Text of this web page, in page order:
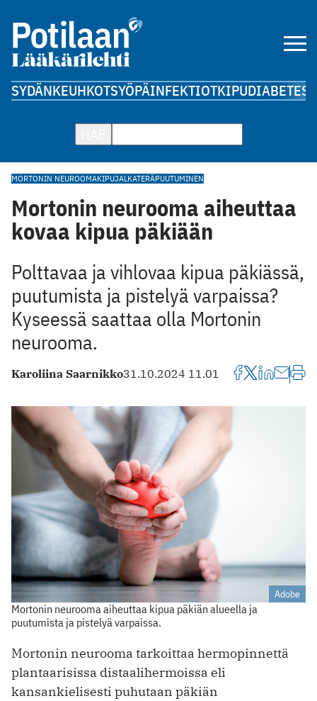
SYDÄNKEUHKOTSYÖPÄINFEKTIOTKIPUDIABETES
MORTONIN NEUROOMAKIPUJALKATERÄPUUTUMINEN
Mortonin neurooma aiheuttaa
kovaa kipua päkiään
Polttavaa ja vihlovaa kipua päkiässä,
puutumista ja pistelyä varpaissa?
Kyseessä saattaa olla Mortonin
neurooma.
Karoliina Saarnikko31.10.2024 11.01
Adobe
Mortonin neurooma aiheuttaa kipua päkiän alueella ja
puutumista ja pistelyä varpaissa.
Mortonin neurooma tarkoittaa hermopinnettä
plantaarisissa distaalihermoissa eli
kansankielisesti puhutaan päkiän